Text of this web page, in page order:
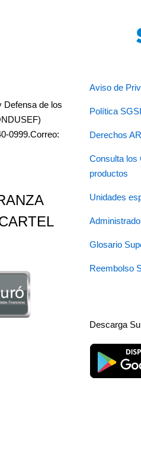
Defensa de los
0999.Correo:
Aviso de
Política SGSI
Derechos
Consulta los
productos
Unidades
Glosario
Reembolso
Descarga